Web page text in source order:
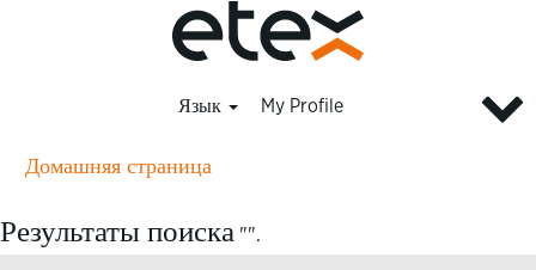
Язык My Profile
Домашняя страница
Результаты поиска "".